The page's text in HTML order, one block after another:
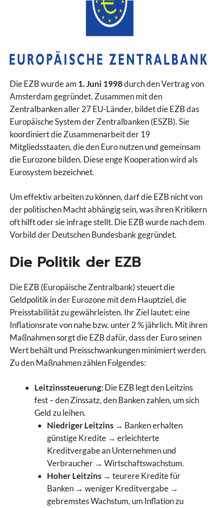
Die EZB wurde am 1. Juni 1998durch den Vertrag von
Amsterdam gegründet. Zusammen mit den
Zentralbanken aller 27 EU-Länder, bildet die EZB das
Europäische System der Zentralbanken (ESZB). Sie
koordiniert die Zusammenarbeit der 19
Mitgliedsstaaten, die den Euro nutzen und gemeinsam
die Eurozone bilden. Diese enge Kooperation wird als
Eurosystem bezeichnet.
Um effektiv arbeiten zu können, darf die EZB nicht von
der politischen Macht abhängig sein, was ihren Kritikern
oft hilft oder sie infrage stellt. Die EZB wurde nach dem
Vorbild der Deutschen Bundesbank gegründet.
Die Politik der EZB
Die EZB (Europäische Zentralbank) steuert die
Geldpolitik in der Eurozone mit dem Hauptziel, die
Preisstabilität zu gewährleisten. Ihr Ziel lautet: eine
Inflationsrate von nahe bzw. unter 2 % jährlich. Mit ihren
Maßnahmen sorgt die EZB dafür, dass der Euro seinen
Wert behält und Preisschwankungen minimiert werden.
Zu den Maßnahmen zählen Folgendes:
Leitzinssteuerung: Die EZB legt den Leitzins
fest – den Zinssatz, den Banken zahlen, um sich
Geld zu leihen.
Niedriger Leitzins→ Banken erhalten
günstige Kredite → erleichterte
Kreditvergabe an Unternehmen und
Verbraucher → Wirtschaftswachstum.
Hoher Leitzins → teurere Kredite für
Banken → weniger Kreditvergabe →
gebremstes Wachstum, um Inflation zu